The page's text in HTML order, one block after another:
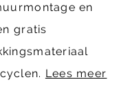
en
gratis
Lees meer